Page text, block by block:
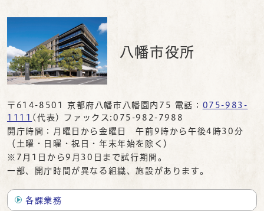
八幡市役所
〒614-8501 京都府八幡市八幡園内75 電話： 075-983-
1111 (代表) ファックス:075-982-7988
開庁時間：月曜日から金曜日 午前9時から午後4時30分
（土曜・日曜・祝日・年末年始を除く）
※7月1日から9月30日まで試行期間。
一部、開庁時間が異なる組織、施設があります。
各課業務